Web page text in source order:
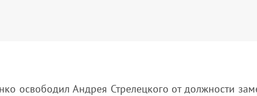
освободил Андрея Стрелецкого от должности